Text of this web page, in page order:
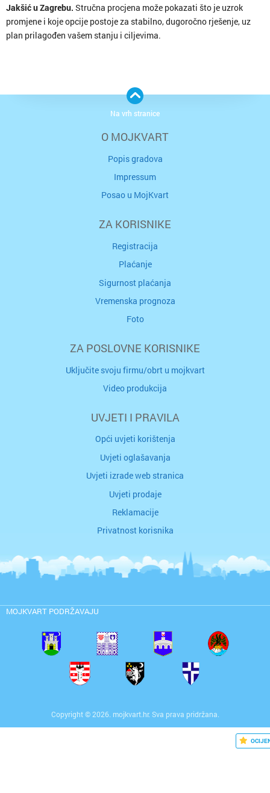
Jakšić u Zagrebu. Stručna procjena može pokazati što je uzrok
promjene i koje opcije postoje za stabilno, dugoročno rješenje, uz
plan prilagođen vašem stanju i ciljevima.
O MOJKVART
Popis gradova
Impressum
Posao u MojKvart
ZA KORISNIKE
Registracija
Plaćanje
Sigurnost plaćanja
Vremenska prognoza
Foto
ZA POSLOVNE KORISNIKE
Uključite svoju firmu/obrt u mojkvart
Video produkcija
UVJETI I PRAVILA
Opći uvjeti korištenja
Uvjeti oglašavanja
Uvjeti izrade web stranica
Uvjeti prodaje
Reklamacije
Privatnost korisnika
MOJKVART PODRŽAVAJU
Copyright © 2026. mojkvart.hr. Sva prava pridržana.
Na vrh stranice